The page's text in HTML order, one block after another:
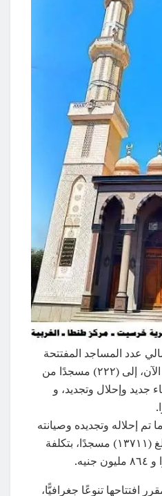
عدد المساجد المفتتحة
منذ أول يوليو ٢٠٢٥م حتى الآن، إلى (٢٢٢) مسجدًا من
إنشاء جديد وإحلال وتجديد، و
تم إحلاله وتجديده وصيانته
وفرشه منذ يوليو ٢٠١٤م بلغ (١٣٧١١) مسجدًا، بتكلفة
افتتاحها تنوعًا جغرافيًّا،